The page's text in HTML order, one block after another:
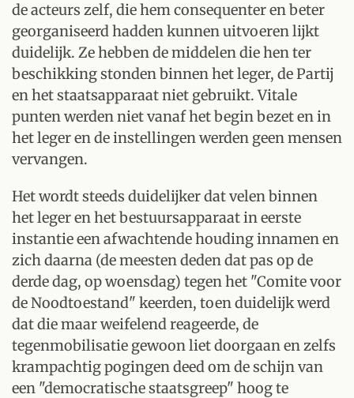
de acteurs zelf, die hem consequenter en beter
georganiseerd hadden kunnen uitvoeren lijkt
duidelijk. Ze hebben de middelen die hen ter
beschikking stonden binnen het leger, de Partij
en het staatsapparaat niet gebruikt. Vitale
punten werden niet vanaf het begin bezet en in
het leger en de instellingen werden geen mensen
vervangen.
Het wordt steeds duidelijker dat velen binnen
het leger en het bestuursapparaat in eerste
instantie een afwachtende houding innamen en
zich daarna (de meesten deden dat pas op de
derde dag, op woensdag) tegen het "Comite voor
de Noodtoestand" keerden, toen duidelijk werd
dat die maar weifelend reageerde, de
tegenmobilisatie gewoon liet doorgaan en zelfs
krampachtig pogingen deed om de schijn van
een "democratische staatsgreep" hoog te